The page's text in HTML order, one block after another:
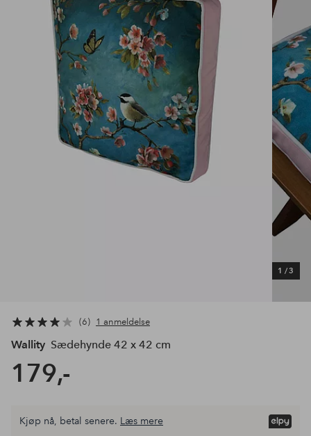
1 /3
6 1 anmeldelse
Wallity Sædehynde 42 x 42 cm
179,-
Læg i
Kjøp nå, betal senere. Læs mere